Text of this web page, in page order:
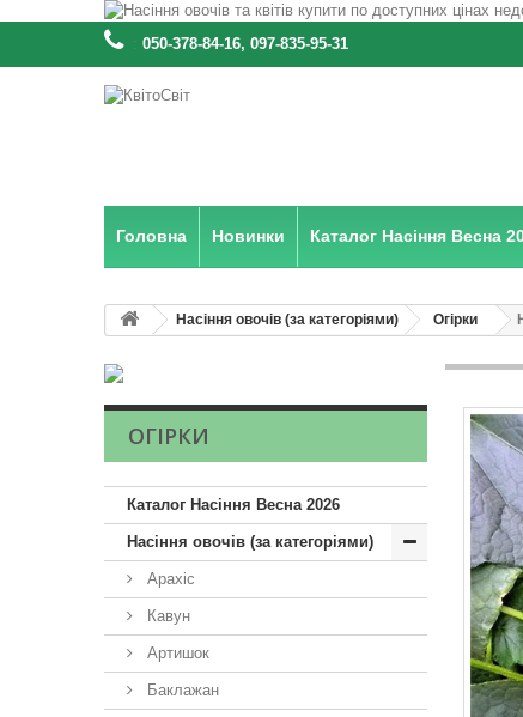
: 050-378-84-16, 097-835-95-31
Головна Новинки Каталог Насіння Весна
Насіння овочів (за категоріями) Огірки
ОГІРКИ
Каталог Насіння Весна 2026
Насіння овочів (за категоріями)
Арахіс
Кавун
Артишок
Баклажан